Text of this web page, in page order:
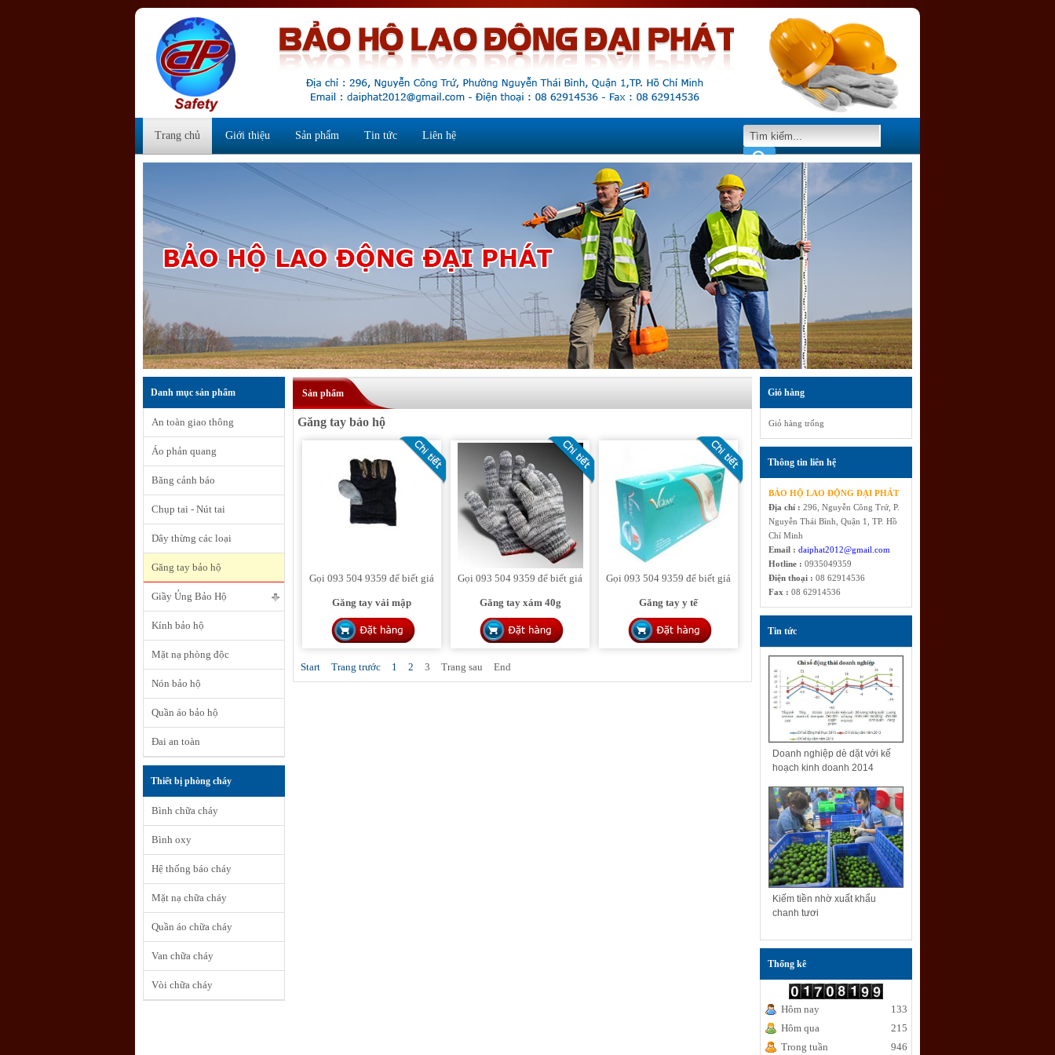
Trang chủ Giới thiệu Sản phẩm Tin tức Liên hệ
Danh mục sản phẩm
An toàn giao thông
Áo phản quang
Băng cảnh báo
Chụp tai - Nút tai
Dây thừng các loại
Găng tay bảo hộ
Giầy Ủng Bảo Hộ
Kính bảo hộ
Mặt nạ phòng độc
Nón bảo hộ
Quần áo bảo hộ
Đai an toàn
Thiết bị phòng cháy
Bình chữa cháy
Bình oxy
Hệ thống báo cháy
Mặt nạ chữa cháy
Quần áo chữa cháy
Van chữa cháy
Vòi chữa cháy
Sản phẩm
Găng tay bảo hộ
Gọi 093 504 9359 để biết giá
Găng tay vải mập
Gọi 093 504 9359 để biết giá
Găng tay xám 40g
Gọi 093 504 9359 để biết giá
Găng tay y tế
Start Trang trước 1 2 3 Trang sau End
Giỏ hàng
Giỏ hàng trống
Thông tin liên hệ
BẢO HỘ LAO ĐỘNG ĐẠI PHÁT
Địa chỉ : 296, Nguyễn Công Trứ, P.
Nguyễn Thái Bình, Quận 1, TP. Hồ
Chí Minh
Email : daiphat2012@gmail.com
Hotline : 0935049359
Điện thoại : 08 62914536
Fax : 08 62914536
Tin tức
Doanh nghiệp dè dặt với kế
hoạch kinh doanh 2014
Kiếm tiền nhờ xuất khẩu
chanh tươi
Thống kê
Hôm nay
Hôm qua
Trong tuần
133
215
946